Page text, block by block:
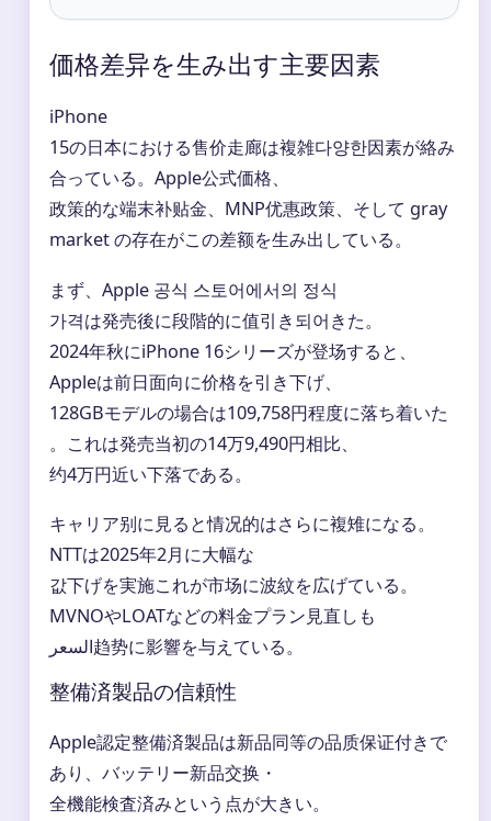
価格差异を生み出す主要因素
iPhone
15の日本における售价走廊は複雑다양한因素が絡み
合っている。Apple公式価格、
政策的な端末补贴金、MNP优惠政策、そして gray
market の存在がこの差额を生み出している。
まず、Apple 공식 스토어에서의 정식
가격は発売後に段階的に值引き되어きた。
2024年秋にiPhone 16シリーズが登场すると、
Appleは前日面向に价格を引き下げ、
128GBモデルの場合は109,758円程度に落ち着いた
。これは発売当初の14万9,490円相比、
约4万円近い下落である。
キャリア别に見ると情况的はさらに複雉になる。
NTTは2025年2月に大幅な
값下げを実施これが市场に波紋を広げている。
MVNOやLOATなどの料金プラン見直しも
السعر趋势に影響を与えている。
整備済製品の信頼性
Apple認定整備済製品は新品同等の品质保证付きで
あり、バッテリー新品交换・
全機能検査済みという点が大きい。